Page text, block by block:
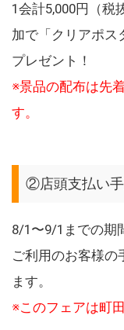
1会計5,000円（税
加で「クリアポス
プレゼント！
※景品の配布は先
す。
②店頭支払い
8/1〜9/1までの期
ご利用のお客様の
ます。
※このフェアは町